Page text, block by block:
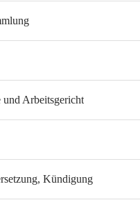
und Arbeitsgericht
Kündigung